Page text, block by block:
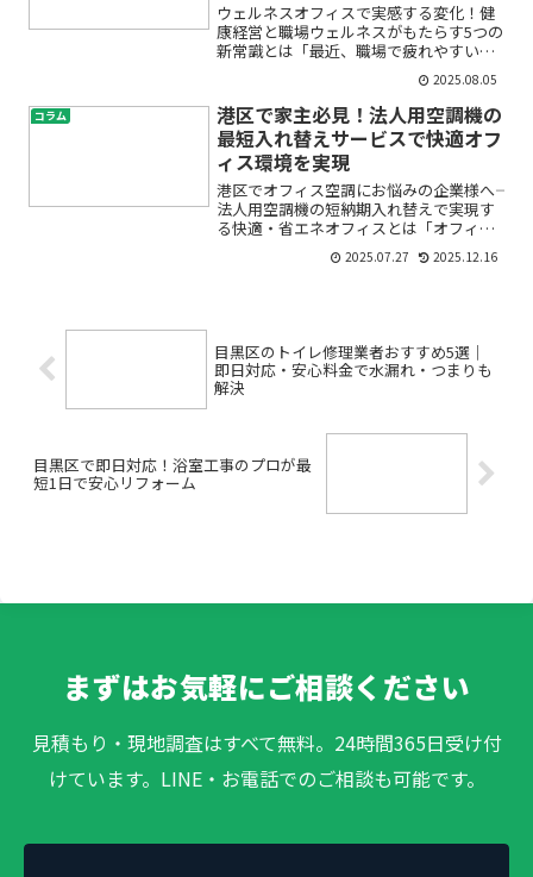
ウェルネスオフィスで実感する変化！健
康経営と職場ウェルネスがもたらす5つの
新常識とは「最近、職場で疲れやすい」
「オフィスにいると集中力が続かない」
「社員のストレスや健康状態が気にな
る」と感じていませんか？現代の働く環
境は、単なる作業スペース...
2025.08.05
コラム
港区で家主必見！法人用空調機の
最短入れ替えサービスで快適オフ
ィス環境を実現
港区でオフィス空調にお悩みの企業様へ――
法人用空調機の短納期入れ替えで実現す
る快適・省エネオフィスとは「オフィス
の空調が効きにくい」「突然のトラブル
で業務に支障が出そう」「空調設備の老
2025.07.27 2025.12.16
目黒区のトイレ修理業者おすすめ5選｜
即日対応・安心料金で水漏れ・つまりも
解決
目黒区で即日対応！浴室工事のプロが最
短1日で安心リフォーム
まずはお気軽にご相談ください
見積もり・現地調査はすべて無料。24時間365日受け付
けています。LINE・お電話でのご相談も可能です。